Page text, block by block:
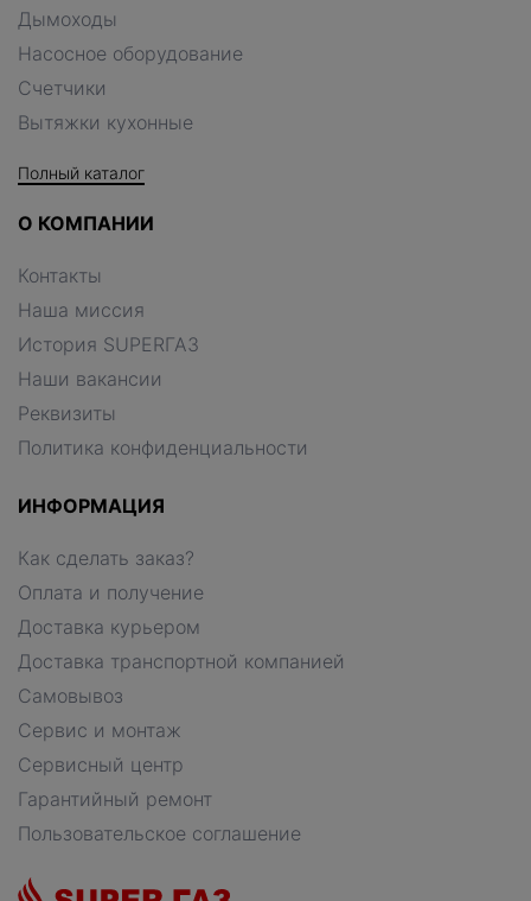
Дымоходы
Насосное оборудование
Счетчики
Вытяжки кухонные
Полный каталог
О КОМПАНИИ
Контакты
Наша миссия
История SUPERГАЗ
Наши вакансии
Реквизиты
Политика конфиденциальности
ИНФОРМАЦИЯ
Как сделать заказ?
Оплата и получение
Доставка курьером
Доставка транспортной компанией
Самовывоз
Сервис и монтаж
Сервисный центр
Гарантийный ремонт
Пользовательское соглашение